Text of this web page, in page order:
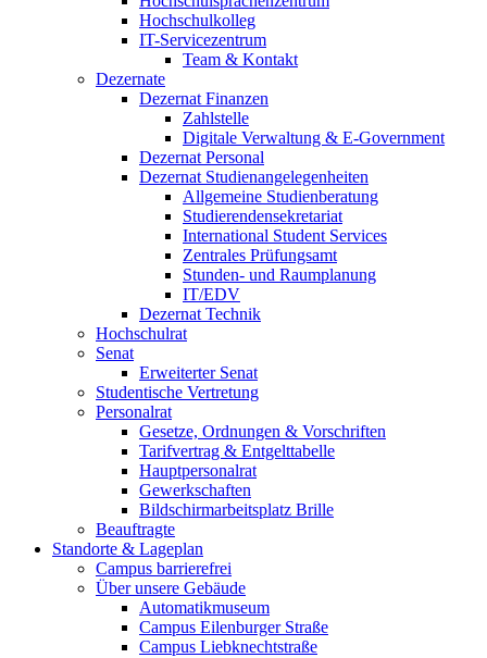
Hochschulkolleg
IT-Servicezentrum
Team & Kontakt
Dezernate
Dezernat Finanzen
Zahlstelle
Digitale Verwaltung & E-Government
Dezernat Personal
Dezernat Studienangelegenheiten
Allgemeine Studienberatung
Studierendensekretariat
International Student Services
Zentrales Prüfungsamt
Stunden- und Raumplanung
IT/EDV
Dezernat Technik
Hochschulrat
Senat
Erweiterter Senat
Studentische Vertretung
Personalrat
Gesetze, Ordnungen & Vorschriften
Tarifvertrag & Entgelttabelle
Hauptpersonalrat
Gewerkschaften
Bildschirmarbeitsplatz Brille
Beauftragte
Standorte & Lageplan
Campus barrierefrei
Über unsere Gebäude
Automatikmuseum
Campus Eilenburger Straße
Campus Liebknechtstraße